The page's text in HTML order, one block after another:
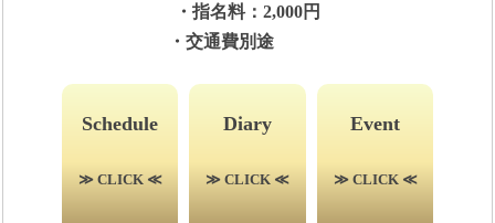
・指名料：2,000円
・交通費別途
Schedule
≫ CLICK ≪
Diary
≫ CLICK ≪
Event
≫ CLICK ≪